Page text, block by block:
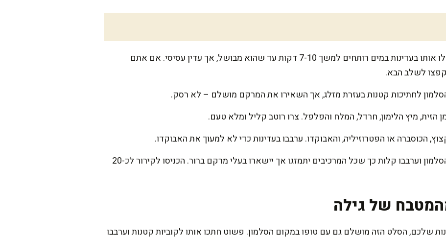
אם בחרתם בסלמון טרי, בשלו אותו בעדינות במים רותחים למשך 7-10 דקות עד שהוא מבושל, אך עדין עסיסי. אם אתם
לשלב הבא.
לחתיכות קטנות בעזרת מזלג, אך השאירו את המרקם מושלם – לא רסק.
הזית, מיץ הלימון, חרדל, המלח והפלפל. צרו רוטב קליל ומלא טעם.
הכוסברה או הפטרוזיליה, והאבוקדו. ערבבו בעדינות כדי לא למעוך את האבוקדו.
לבסוף, הוסיפו את חתיכות הסלמון וערבבו קלות כך שכל המרכיבים יתמזגו אך יישארו בעלי מרקם ברור. הכניסו לקירור לכ-20
של גילה
שלכם, הסלט הזה מושלם גם עם טופו במקום הסלמון. פשוט חתכו אותו לקוביות קטנות וערבבו